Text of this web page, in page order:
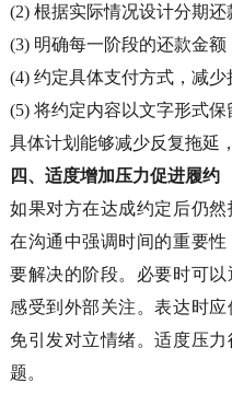
(2) 根据实际情况设计分期还
(3) 明确每一阶段的还款金额
(4) 约定具体支付方式，减少
(5) 将约定内容以文字形式保
具体计划能够减少反复拖延
四、 适度增加压力促进履约
如果对方在达成约定后仍然
在沟通中强调时间的重要
要解决的阶段。必要时可
感受到外部关注。表达时
免引发对立情绪。适度压
题。